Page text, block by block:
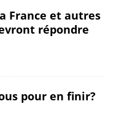
France et autres
répondre
pour en finir?